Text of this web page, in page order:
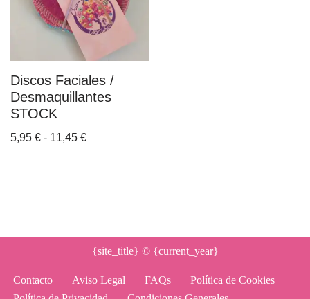
Discos Faciales /
Desmaquillantes
STOCK
5,95 € - 11,45 €
{site_title} © {current_year}
Contacto Aviso Legal FAQs
Política de Cookies